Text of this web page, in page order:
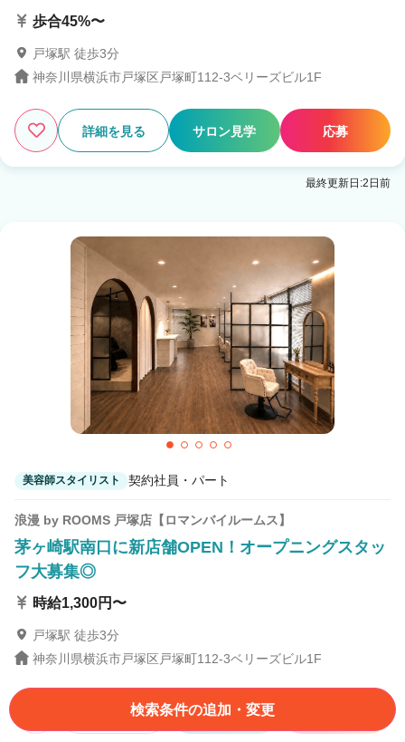
歩合45%〜
戸塚駅 徒歩3分
神奈川県横浜市戸塚区戸塚町112-3ベリーズビル1F
詳細を見る サロン見学 応募
最終更新日:2日前
美容師スタイリスト 契約社員・パート
浪漫 by ROOMS 戸塚店【ロマンバイルームス】
茅ヶ崎駅南口に新店舗OPEN！オープニングスタッ
フ大募集◎
時給1,300円〜
戸塚駅 徒歩3分
神奈川県横浜市戸塚区戸塚町112-3ベリーズビル1F
詳細を見る サロン見学
検索条件の追加・変更